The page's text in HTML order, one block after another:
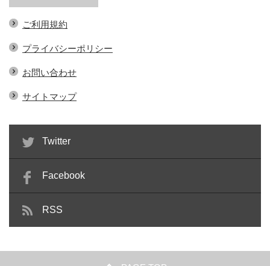
ご利用規約
プライバシーポリシー
お問い合わせ
サイトマップ
Twitter
Facebook
RSS